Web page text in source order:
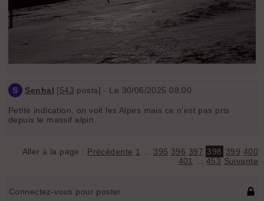
S Senhal [543 posts] - Le 30/06/2025 08:00
Petite indication, on voit les Alpes mais ce n'est pas pris
depuis le massif alpin.
Aller à la page : Précédente 1 ... 395 396 397 398 399 400
401 ... 453 Suivante
Connectez-vous pour poster